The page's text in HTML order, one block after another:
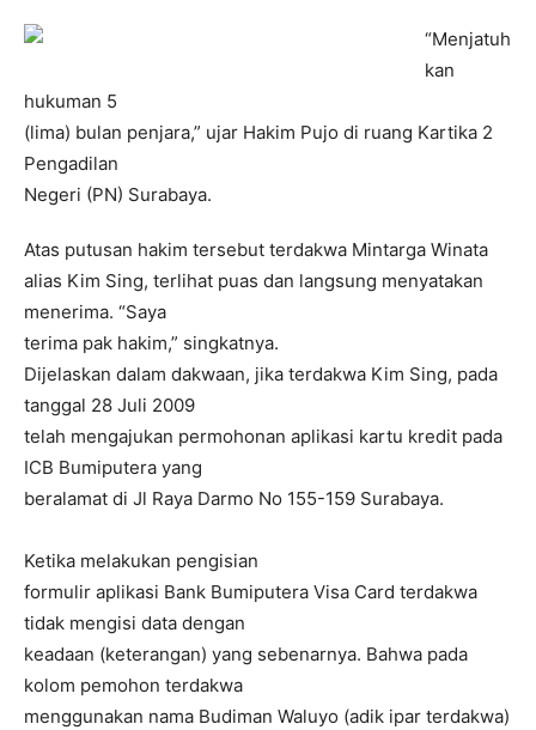
“Menjatuh
kan
hukuman 5
(lima) bulan penjara,” ujar Hakim Pujo di ruang Kartika 2
Pengadilan
Negeri (PN) Surabaya.
Atas putusan hakim tersebut terdakwa Mintarga Winata
alias Kim Sing, terlihat puas dan langsung menyatakan
menerima. “Saya
terima pak hakim,” singkatnya.
Dijelaskan dalam dakwaan, jika terdakwa Kim Sing, pada
tanggal 28 Juli 2009
telah mengajukan permohonan aplikasi kartu kredit pada
ICB Bumiputera yang
beralamat di Jl Raya Darmo No 155-159 Surabaya.
Ketika melakukan pengisian
formulir aplikasi Bank Bumiputera Visa Card terdakwa
tidak mengisi data dengan
keadaan (keterangan) yang sebenarnya. Bahwa pada
kolom pemohon terdakwa
menggunakan nama Budiman Waluyo (adik ipar terdakwa)